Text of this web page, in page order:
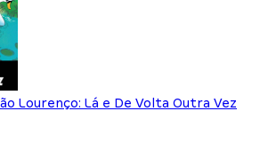
Lourenço: Lá e De Volta Outra Vez